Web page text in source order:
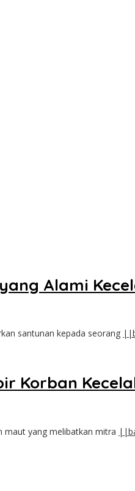
Alami
santunan kepada seorang
Korban
maut yang melibatkan mitra